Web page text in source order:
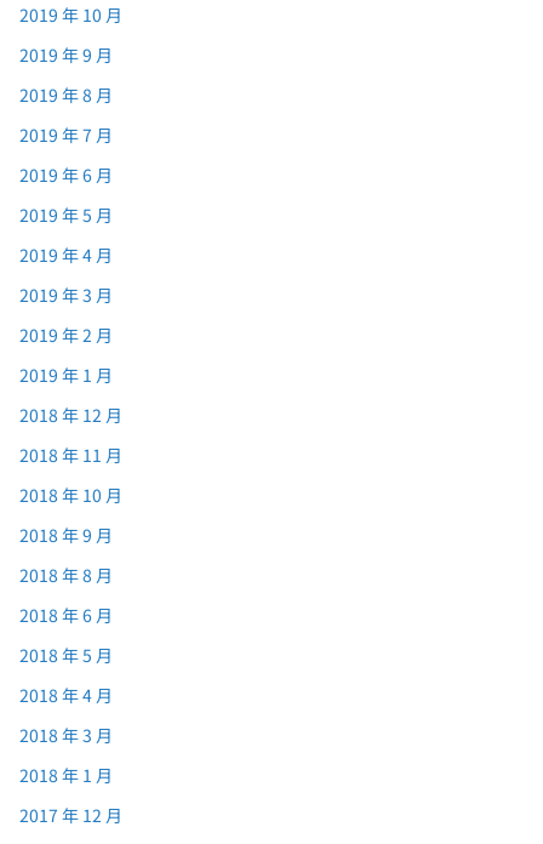
2019 年 10 月
2019 年 9 月
2019 年 8 月
2019 年 7 月
2019 年 6 月
2019 年 5 月
2019 年 4 月
2019 年 3 月
2019 年 2 月
2019 年 1 月
2018 年 12 月
2018 年 11 月
2018 年 10 月
2018 年 9 月
2018 年 8 月
2018 年 6 月
2018 年 5 月
2018 年 4 月
2018 年 3 月
2018 年 1 月
2017 年 12 月